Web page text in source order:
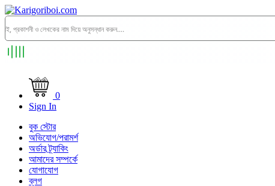
0
Sign In
বুক স্টোর
অভিযোগ/পরামর্শ
অর্ডার ট্র্যাকিং
আমাদের সম্পর্কে
যোগাযোগ
ব্লগ